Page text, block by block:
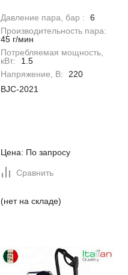
Давление пара, бар :
6
Производительность пара:
45 г/мин
Потребляемая мощность,
кВт:
1.5
Напряжение, В:
220
BJC-2021
Цена: По запросу
Сравнить
(нет на складе)